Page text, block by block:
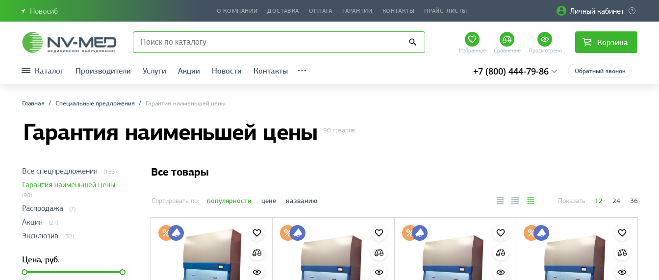
Новосибирск или Сибирский федеральный округ О КОМПАНИИ ДОСТАВКА ОПЛАТА ГАРАНТИИ КОНТАКТЫ ПРАЙС-ЛИСТЫ Личный кабинет
Избранное Сравнение Просмотрено
Корзина
Каталог Производители Услуги Акции Новости Контакты +7 (800) 444-79-86 Обратный звонок
Главная Специальные предложения Гарантия наименьшей цены
Гарантия наименьшей цены 90 товаров
Все спецпредложения (133)
Гарантия наименьшей цены
(90)
Распродажа (7)
Акция (21)
Эксклюзив (32)
Цена, руб.
Все товары
Сортировать по: популярности цене названию Показать: 12 24 36